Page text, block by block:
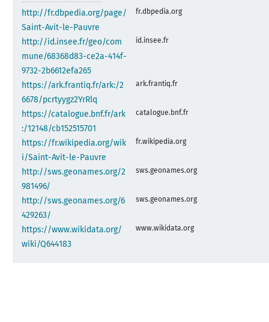
http://fr.dbpedia.org/page/
Saint-Avit-le-Pauvre
fr.dbpedia.org
http://id.insee.fr/geo/com
mune/68368d83-ce2a-414f-
9732-2b6612efa265
id.insee.fr
https://ark.frantiq.fr/ark:/2
6678/pcrtyygz2YrRlq
ark.frantiq.fr
https://catalogue.bnf.fr/ark
:/12148/cb152515701
catalogue.bnf.fr
https://fr.wikipedia.org/wik
i/Saint-Avit-le-Pauvre
fr.wikipedia.org
http://sws.geonames.org/2
981496/
sws.geonames.org
http://sws.geonames.org/6
429263/
sws.geonames.org
https://www.wikidata.org/
wiki/Q644183
www.wikidata.org